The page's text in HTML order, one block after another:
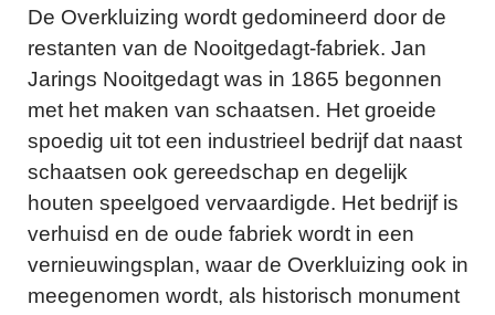
De Overkluizing wordt gedomineerd door de
restanten van de Nooitgedagt-fabriek. Jan
Jarings Nooitgedagt was in 1865 begonnen
met het maken van schaatsen. Het groeide
spoedig uit tot een industrieel bedrijf dat naast
schaatsen ook gereedschap en degelijk
houten speelgoed vervaardigde. Het bedrijf is
verhuisd en de oude fabriek wordt in een
vernieuwingsplan, waar de Overkluizing ook in
meegenomen wordt, als historisch monument